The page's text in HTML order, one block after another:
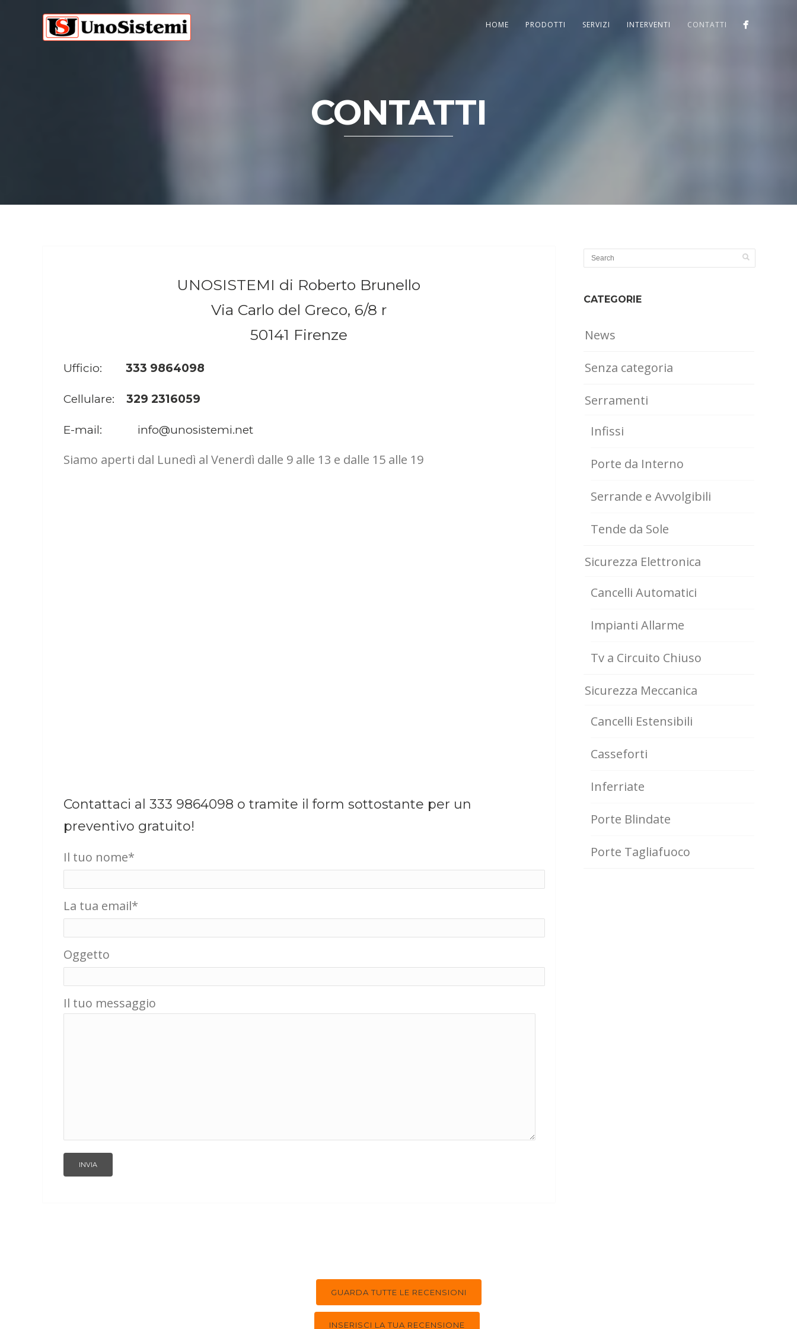
HOME PRODOTTI SERVIZI INTERVENTI CONTATTI
CONTATTI
UNOSISTEMI di Roberto Brunello
Via Carlo del Greco, 6/8 r
50141 Firenze
Ufficio: 333 9864098
Cellulare: 329 2316059
E-mail: info@unosistemi.net
Siamo aperti dal Lunedì al Venerdì dalle 9 alle 13 e dalle 15 alle 19
Contattaci al 333 9864098 o tramite il form sottostante per un
preventivo gratuito!
Il tuo nome*
La tua email*
Oggetto
Il tuo messaggio
CATEGORIE
News
Senza categoria
Serramenti
Infissi
Porte da Interno
Serrande e Avvolgibili
Tende da Sole
Sicurezza Elettronica
Cancelli Automatici
Impianti Allarme
Tv a Circuito Chiuso
Sicurezza Meccanica
Cancelli Estensibili
Casseforti
Inferriate
Porte Blindate
Porte Tagliafuoco
GUARDA TUTTE LE RECENSIONI
INSERISCI LA TUA RECENSIONE